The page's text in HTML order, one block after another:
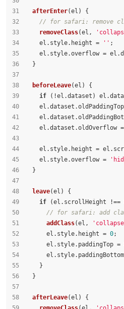
afterEnter(el ) {
// for safari: remove
removeClass(el,
    el.
style. height = '' ;
    el.
style.overflow = el.
  }
beforeLeave(el ) {
if (!el.dataset ) el.
    el.
dataset .oldPaddingTop
    el.
dataset .
    el.
dataset .oldOverflow
    el.
style. height = el.
    el.
style.overflow =
  }
leave(el ) {
if (el. scrollHeight !==
// for safari: add
addClass(el,
      el.
style. height = 0;
      el.
style. paddingTop =
      el.
style. paddingBottom
    }
  }
afterLeave(el ) {